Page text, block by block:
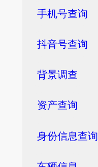
手机号查询
抖音号查询
背景调查
资产查询
身份信息查询